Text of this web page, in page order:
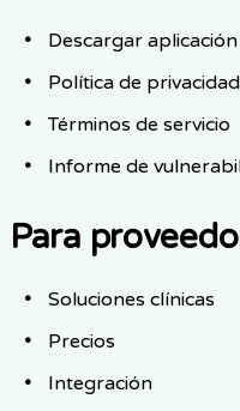
Descargar aplicación
Política de privacidad
Términos de servicio
Informe de
Para
Soluciones clínicas
Precios
Integración